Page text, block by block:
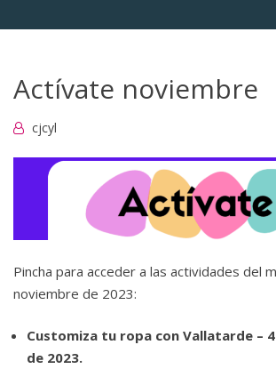
Actívate noviembre
cjcyl
Pincha para acceder a las actividades del
noviembre de 2023:
Customiza tu ropa con Vallatarde –
de 2023.